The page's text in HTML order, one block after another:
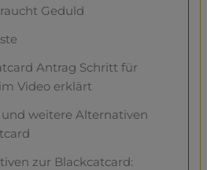
Geduld
Antrag Schritt für
Video erklärt
und weitere Alternativen
zur Blackcatcard: